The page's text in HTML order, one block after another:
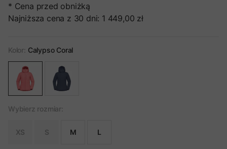
* Cena przed obniżką
Najniższa cena z 30 dni: 1 449,00 zł
Kolor: Calypso Coral
Wybierz rozmiar:
XS S M L